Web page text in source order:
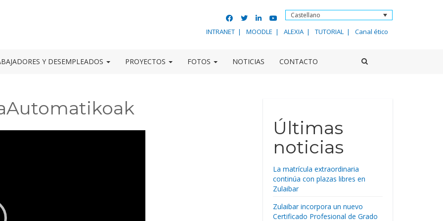
Castellano
INTRANET MOODLE ALEXIA TUTORIAL Canal ético
Y DESEMPLEADOS PROYECTOS FOTOS NOTICIAS CONTACTO
Últimas
noticias
La matrícula extraordinaria
continúa con plazas libres en
Zulaibar
Zulaibar incorpora un nuevo
Certificado Profesional de Grado